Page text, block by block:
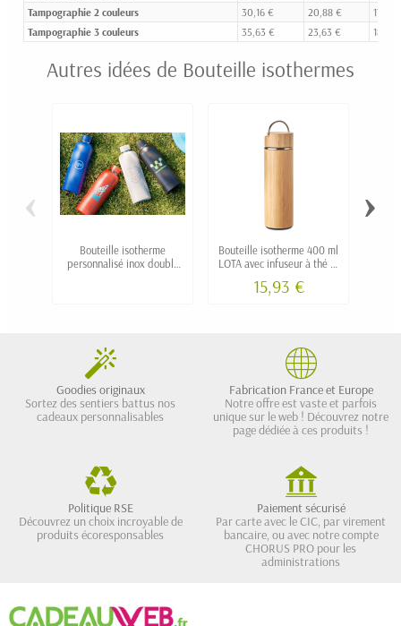
Tampographie 2 couleurs
30,16 € 20,88 €
17,01
Tampographie 3 couleurs
35,63 € 23,63 € 18,61
Autres idées de Bouteille isothermes
Bouteille isotherme
personnalisé inox double
Bouteille isotherme 400 ml
LOTA avec infuseur à thé et
15,93 €
‹ ›
Goodies originaux
Sortez des sentiers battus nos
cadeaux personnalisables
Fabrication France et Europe
Notre offre est vaste et parfois
unique sur le web ! Découvrez notre
page dédiée à ces produits !
Politique RSE
Découvrez un choix incroyable de
produits écoresponsables
Paiement sécurisé
Par carte avec le CIC, par virement
bancaire, ou avec notre compte
CHORUS PRO pour les
administrations